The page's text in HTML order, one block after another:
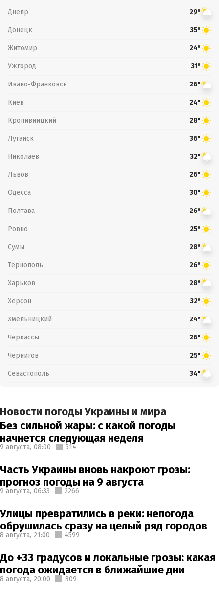
Днепр 29°
Донецк 35°
Житомир 24°
Ужгород 31°
Ивано-Франковск 26°
Киев 24°
Кропивницкий 28°
Луганск 36°
Николаев 32°
Львов 26°
Одесса 30°
Полтава 26°
Ровно 25°
Сумы 28°
Тернополь 26°
Харьков 28°
Херсон 32°
Хмельницкий 24°
Черкассы 26°
Чернигов 25°
Севастополь 34°
Новости погоды Украины и мира
Без сильной жары: с какой погоды
начнется следующая неделя
9 августа, 08:00 514
Часть Украины вновь накроют грозы:
прогноз погоды на 9 августа
9 августа, 06:33 2266
Улицы превратились в реки: непогода
обрушилась сразу на целый ряд городов
8 августа, 21:00 4599
До +33 градусов и локальные грозы: какая
погода ожидается в ближайшие дни
8 августа, 20:00 809